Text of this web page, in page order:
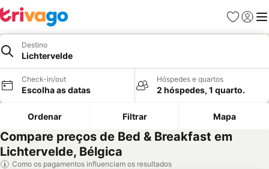
Favoritos
Iniciar
Destino
Lichtervelde
Check-in/out
Escolha as datas
Hóspedes e quartos
2 hóspedes, 1 quarto.
Ordenar Filtrar Mapa
Compare preços de Bed & Breakfast em
Lichtervelde, Bélgica
Como os pagamentos influenciam os resultados